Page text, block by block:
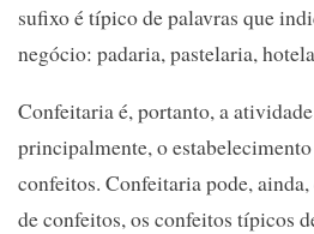
sufixo é típico de palavras que
negócio: padaria, pastelaria,
Confeitaria é, portanto, a
principalmente, o
confeitos. Confeitaria pode,
de confeitos, os confeitos típicos